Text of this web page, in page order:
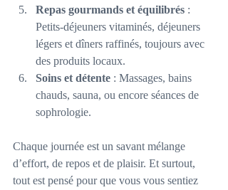
Repas gourmands et équilibrés :
Petits-déjeuners vitaminés, déjeuners
légers et dîners raffinés, toujours avec
des produits locaux.
Soins et détente : Massages, bains
chauds, sauna, ou encore séances de
sophrologie.
Chaque journée est un savant mélange
d’effort, de repos et de plaisir. Et surtout,
tout est pensé pour que vous vous sentiez